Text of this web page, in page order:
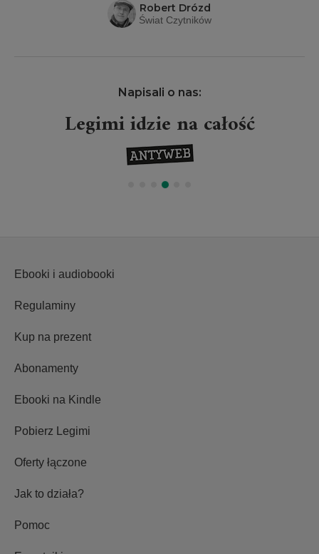
Robert Drózd
Świat Czytników
Napisali o nas:
Legimi idzie na całość
Ebooki i audiobooki
Regulaminy
Kup na prezent
Abonamenty
Ebooki na Kindle
Pobierz Legimi
Oferty łączone
Jak to działa?
Pomoc